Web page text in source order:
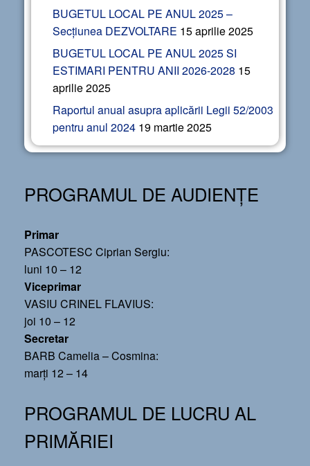
BUGETUL LOCAL PE ANUL 2025 –
Secțiunea DEZVOLTARE 15 aprilie 2025
BUGETUL LOCAL PE ANUL 2025 SI
ESTIMARI PENTRU ANII 2026-2028 15
aprilie 2025
Raportul anual asupra aplicării Legii 52/2003
pentru anul 2024 19 martie 2025
PROGRAMUL DE AUDIENȚE
Primar
PASCOTESC Ciprian Sergiu:
luni 10 – 12
Viceprimar
VASIU CRINEL FLAVIUS:
joi 10 – 12
Secretar
BARB Camelia – Cosmina:
marți 12 – 14
PROGRAMUL DE LUCRU AL
PRIMĂRIEI